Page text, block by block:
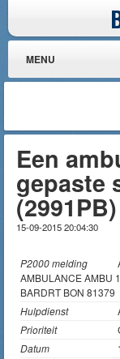
MENU
Een
gepaste
15-09-2015 20:04:30
P2000 melding
AMBULANCE AMBU
BARDRT BON 81379
Hulpdienst
Prioriteit
Datum